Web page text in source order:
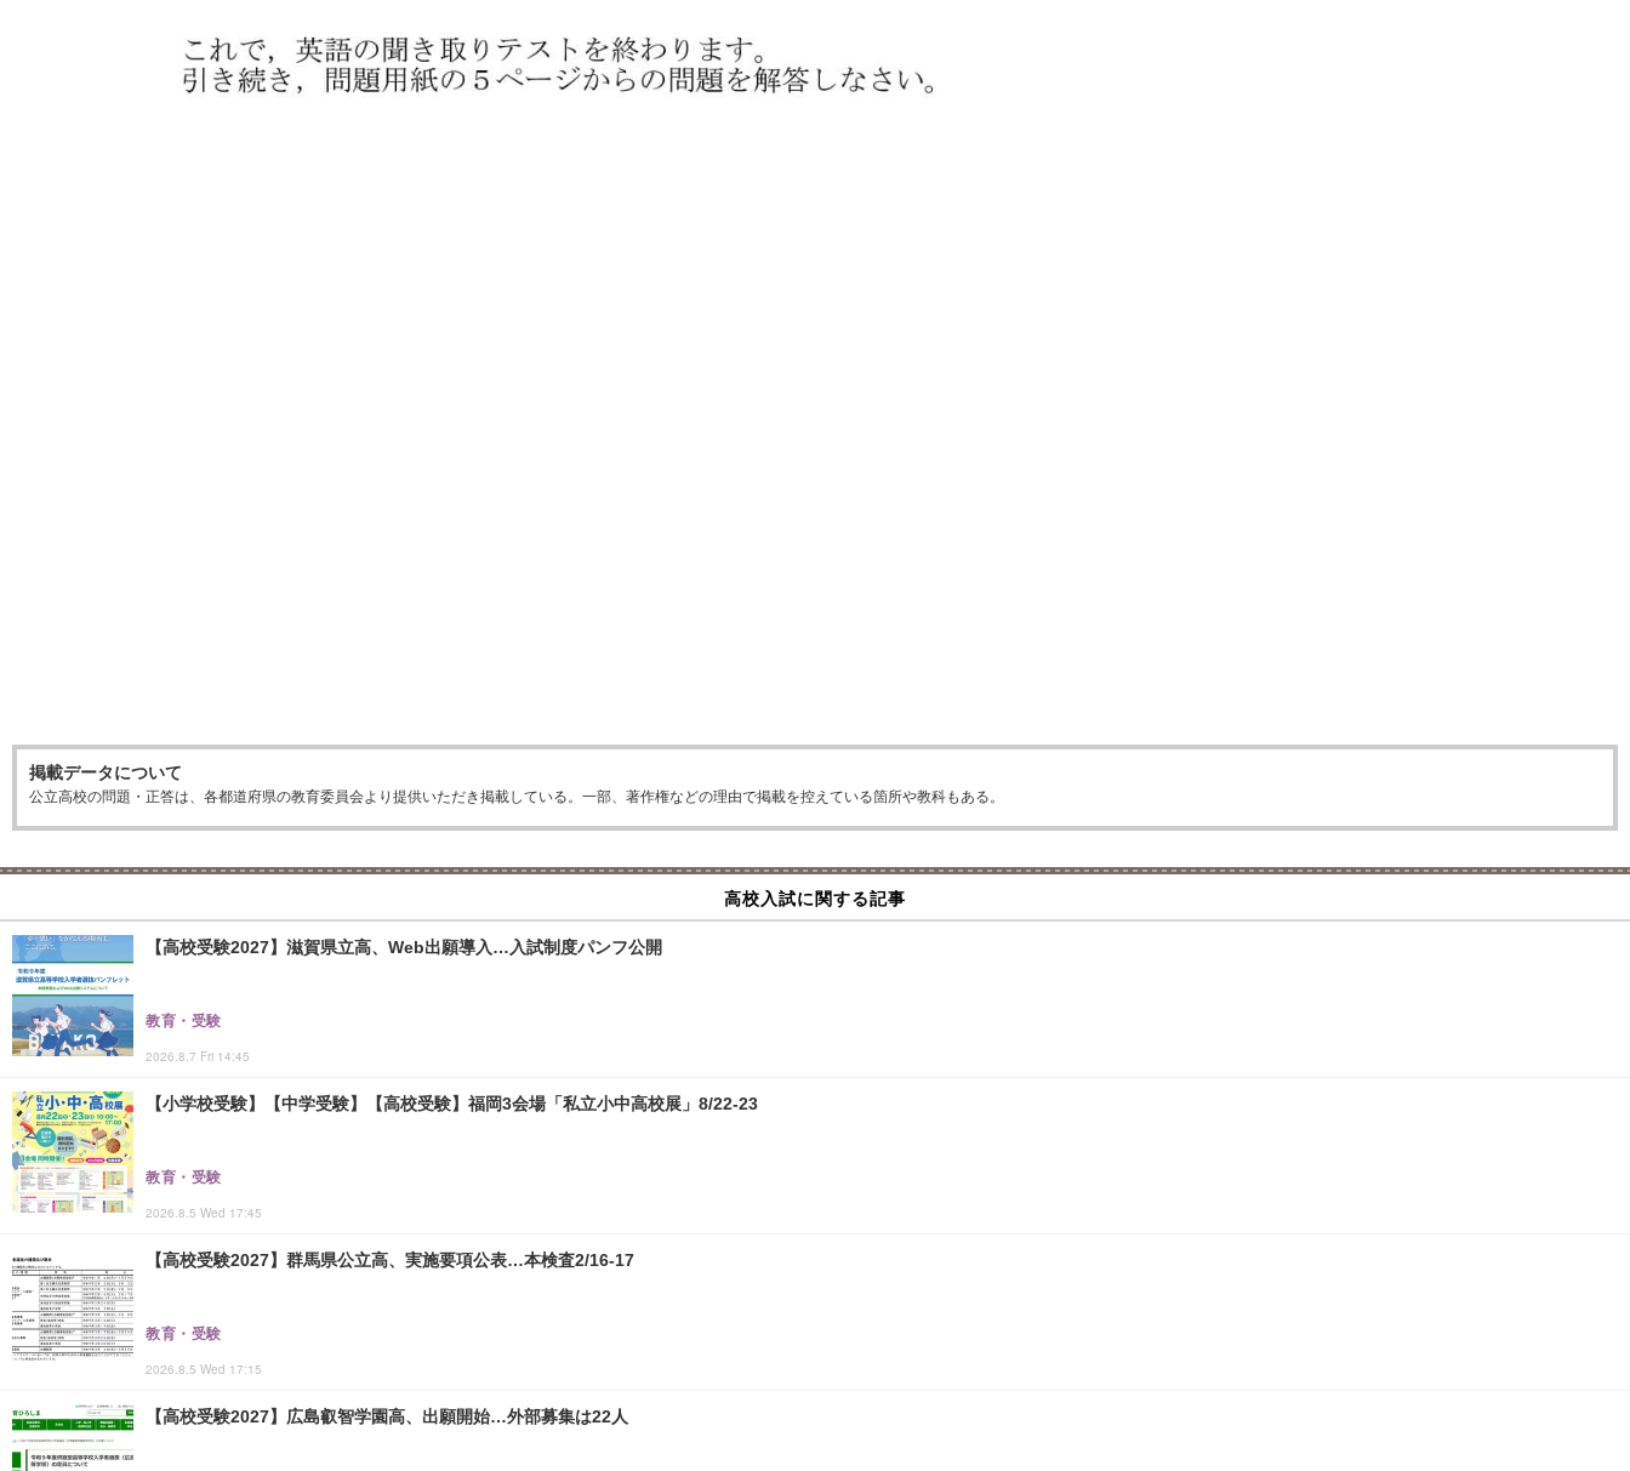
掲載データについて
公立高校の問題・正答は、各都道府県の教育委員会より提供いただき掲載している。一部、著作権などの理由で掲載を控えている箇所や教科もある。
高校入試に関する記事
【高校受験2027】滋賀県立高、Web出願導入…入試制度パンフ公開
教育・受験
2026.8.7 Fri 14:45
【小学校受験】【中学受験】【高校受験】福岡3会場「私立小中高校展」8/22-23
教育・受験
2026.8.5 Wed 17:45
【高校受験2027】群馬県公立高、実施要項公表…本検査2/16-17
教育・受験
2026.8.5 Wed 17:15
【高校受験2027】広島叡智学園高、出願開始…外部募集は22人